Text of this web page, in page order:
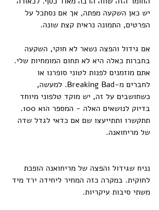
יש כאן השקעה מפתה, אך אם נסתכל על
הפרטים, התמונה נראית קצת שונה.
אם גידול והפצה נשאר לא חוקי, השקעה
בחברות כאלה היא לא תחום המומחיות שלי.
אתם מוזמנים לפנות לטוני סופרנו או
לחברים מ-Breaking Bad. למעשה,
כשחושבים על זה, יש מוקד טלפוני מיוחד
בדיוק לנושאים האלה - המספר הוא 100.
תתקשרו ותתייעצו שם אם כדאי לגדל שדה
של מריחואנה.
נניח שגידול והפצה של מריחואנה הופכת
לחוקית. במקרה כזה המחיר ליחידה ירד מיד
משתי סיבות עיקריות.